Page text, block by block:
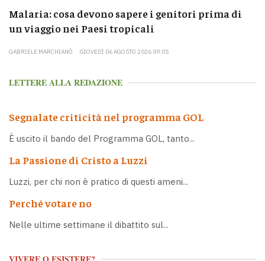
Malaria: cosa devono sapere i genitori prima di
un viaggio nei Paesi tropicali
GABRIELE MARCHIANÒ GIOVEDÌ 06 AGOSTO 2026 09:05
LETTERE ALLA REDAZIONE
Segnalate criticità nel programma GOL
È uscito il bando del Programma GOL, tanto...
La Passione di Cristo a Luzzi
Luzzi, per chi non è pratico di questi ameni...
Perché votare no
Nelle ultime settimane il dibattito sul...